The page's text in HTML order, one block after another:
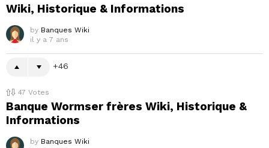
Wiki, Historique & Informations
by Banques Wiki
il y a 7 ans
46
47 Votes
Banque Wormser frères Wiki, Historique &
Informations
by Banques Wiki